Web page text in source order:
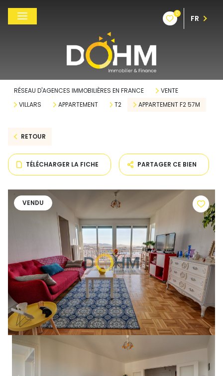
0
FR
RÉSEAU D'AGENCES IMMOBILIÈRES EN FRANCE
VENTE
VILLARS
APPARTEMENT T2 APPARTEMENT F2 57M
RETOUR
TÉLÉCHARGER LA FICHE PARTAGER CE BIEN
VENDU